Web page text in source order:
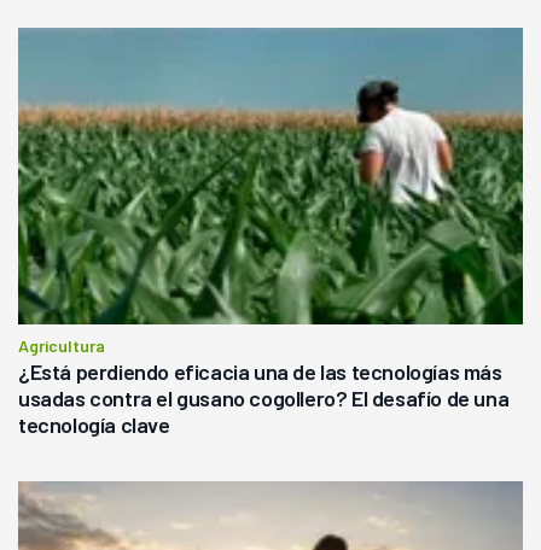
Agricultura
¿Está perdiendo eficacia una de las tecnologías más
usadas contra el gusano cogollero? El desafío de una
tecnología clave